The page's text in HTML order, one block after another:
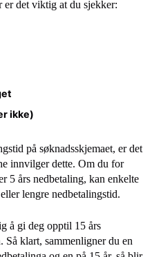
det viktig at du sjekker:
ikke)
på søknadsskjemaet, er det
innvilger dette. Om du for
5 års nedbetaling, kan enkelte
lengre nedbetalingstid.
å gi deg opptil 15 års
Så klart, sammenligner du en